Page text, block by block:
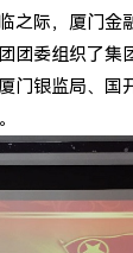
之际，厦门金
团委组织了集
门银监局、国